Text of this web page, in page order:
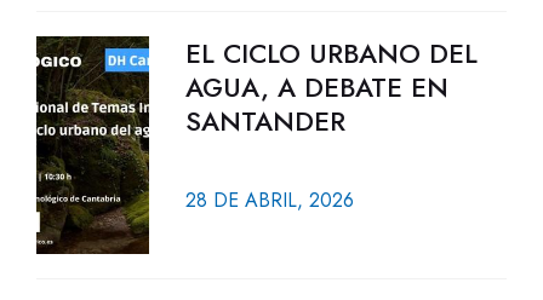
EL CICLO URBANO DEL
AGUA, A DEBATE EN
SANTANDER
28 DE ABRIL, 2026